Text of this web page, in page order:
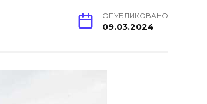
ОПУБЛИКОВАНО
09.03.2024